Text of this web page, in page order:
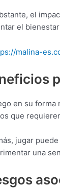
el
el
en su
que
jugar
una